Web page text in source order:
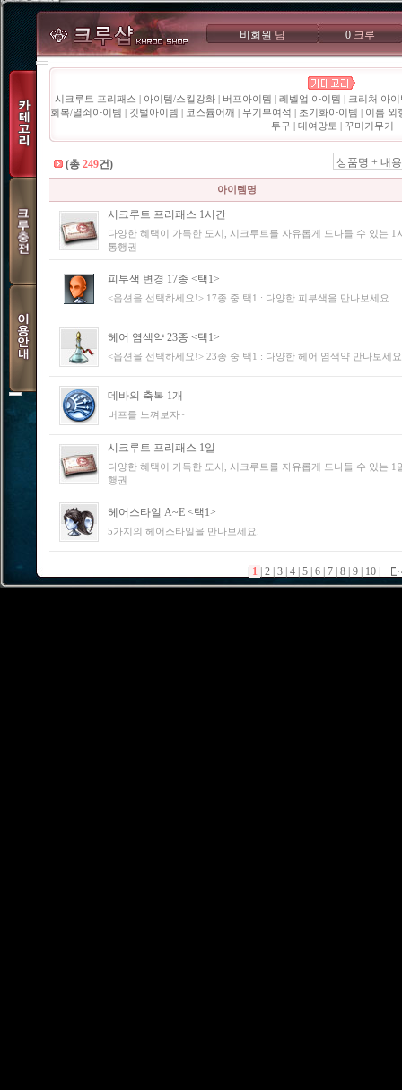
비회원 님 0 크루
시크루트 프리패스 | 아이템/스킬강화 | 버프아이템 | 레벨업 아이템 | 크리처 아이
회복/열쇠아이템 | 깃털아이템 | 코스튬어깨 | 무기부여석 | 초기화아이템 | 이름 외
투구 | 대여망토 | 꾸미기무기
(총 249건) 상품명 + 내용
아이템명
시크루트 프리패스 1시간
다양한 혜택이 가득한 도시, 시크루트를 자유롭게 드나들 수 있는 1
통행권
피부색 변경 17종 <택1>
<옵션을 선택하세요!> 17종 중 택1 : 다양한 피부색을 만나보세요.
헤어 염색약 23종 <택1>
<옵션을 선택하세요!> 23종 중 택1 : 다양한 헤어 염색약 만나보세
데바의 축복 1개
버프를 느껴보자~
시크루트 프리패스 1일
다양한 혜택이 가득한 도시, 시크루트를 자유롭게 드나들 수 있는 1
행권
헤어스타일 A~E <택1>
5가지의 헤어스타일을 만나보세요.
1 2 3 4 5 6 7 8 9 10